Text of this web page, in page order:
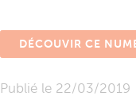
Publié le 22/03/2019
DÉCOUVIR CE